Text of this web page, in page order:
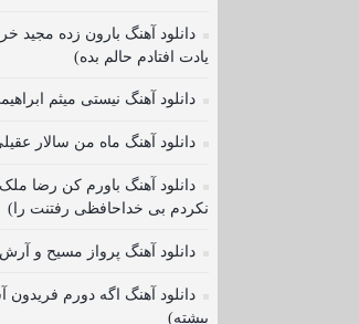
دانلود آهنگ بارون زده مجید
یادت افتادم حالم بده)
دانلود آهنگ نیستی میثم
دانلود آهنگ ماه من سالار
دانلود آهنگ باورم کن رضا
نکردم بی خداحافظی رفتنت را)
دانلود آهنگ پرواز مسیح و آرش
دانلود آهنگ اگه دورم فریدون
پیشته)